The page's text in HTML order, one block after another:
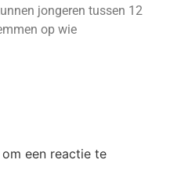
jongeren tussen 12
op wie
om een reactie te